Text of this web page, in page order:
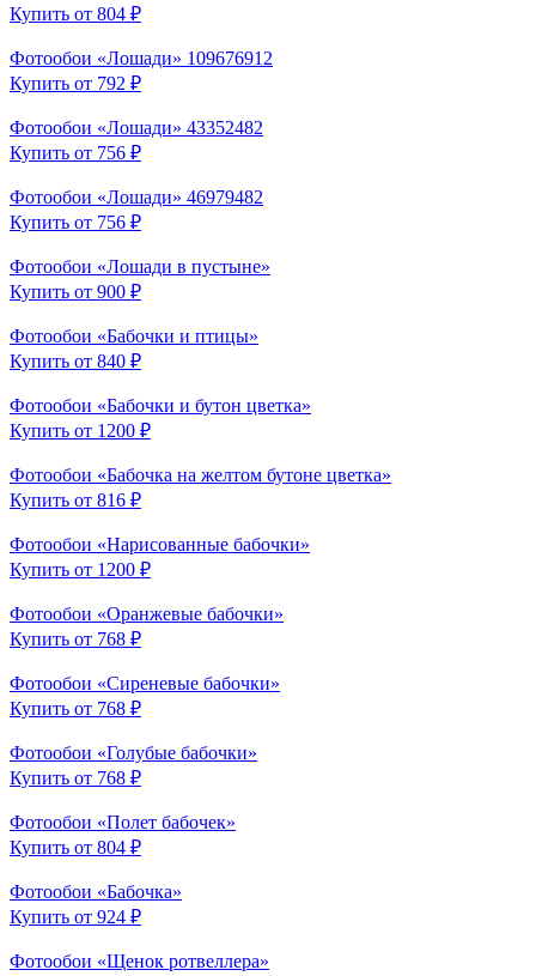
Купить от 804 ₽
Фотообои «Лошади» 109676912
Купить от 792 ₽
Фотообои «Лошади» 43352482
Купить от 756 ₽
Фотообои «Лошади» 46979482
Купить от 756 ₽
Фотообои «Лошади в пустыне»
Купить от 900 ₽
Фотообои «Бабочки и птицы»
Купить от 840 ₽
Фотообои «Бабочки и бутон цветка»
Купить от 1200 ₽
Фотообои «Бабочка на желтом бутоне цветка»
Купить от 816 ₽
Фотообои «Нарисованные бабочки»
Купить от 1200 ₽
Фотообои «Оранжевые бабочки»
Купить от 768 ₽
Фотообои «Сиреневые бабочки»
Купить от 768 ₽
Фотообои «Голубые бабочки»
Купить от 768 ₽
Фотообои «Полет бабочек»
Купить от 804 ₽
Фотообои «Бабочка»
Купить от 924 ₽
Фотообои «Щенок ротвеллера»